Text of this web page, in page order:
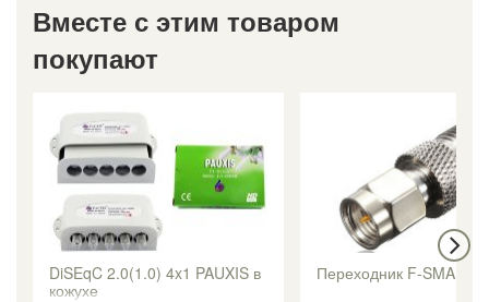
Вместе с этим товаром
покупают
DiSEqC 2.0(1.0) 4x1 PAUXIS в
кожухе
Переходник F-SMA